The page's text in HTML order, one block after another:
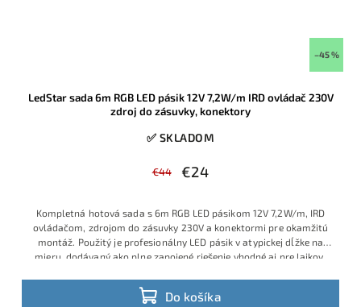
–45 %
LedStar sada 6m RGB LED pásik 12V 7,2W/m IRD ovládač 230V
zdroj do zásuvky, konektory
✅ SKLADOM
€44 €24
Do košíka
Kompletná hotová sada s 6m RGB LED pásikom 12V 7,2W/m, IRD
ovládačom, zdrojom do zásuvky 230V a konektormi pre okamžitú
montáž. Použitý je profesionálny LED pásik v atypickej dĺžke na
mieru, dodávaný ako plne zapojené riešenie vhodné aj pre laikov,
príslušenstva. Ide o obľúbený model s veľmi dobrým pomerom
ceny, výkonu a praktickosti, ktorý je v ponuke v obmedzenom